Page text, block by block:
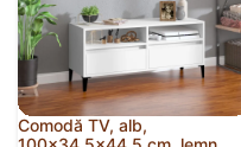
Comodă TV, alb,